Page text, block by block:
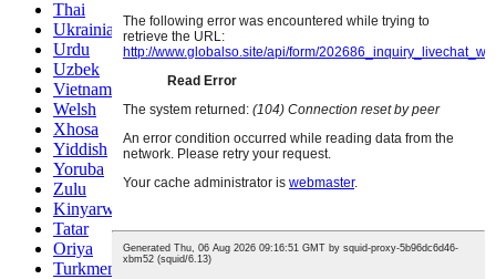
Thai
Ukrainian
Urdu
Uzbek
Vietnamese
Welsh
Xhosa
Yiddish
Yoruba
Zulu
Kinyarwanda
Tatar
Oriya
Turkmen